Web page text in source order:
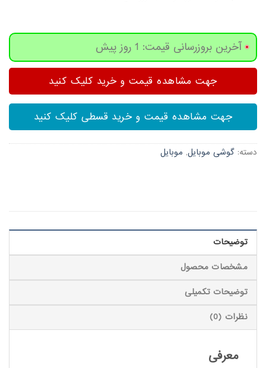
آخرین بروزرسانی قیمت: 1 روز پیش
جهت مشاهده قیمت و خرید کلیک کنید
جهت مشاهده قیمت و خرید قسطی کلیک کنید
دسته: گوشی موبایل, موبایل
توضیحات
مشخصات محصول
توضیحات تکمیلی
نظرات (0)
معرفی